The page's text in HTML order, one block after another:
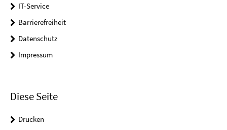
IT-Service
Barrierefreiheit
Datenschutz
Impressum
Diese Seite
Drucken